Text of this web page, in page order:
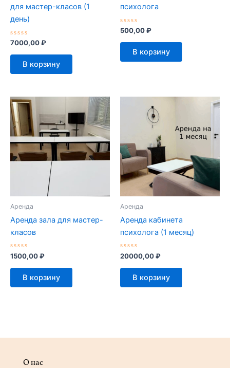
для мастер-класов (1
день)
Оценка
из
7000,00₽
В корзину
психолога
Оценка
из
500,00₽
В корзину
Аренда
Аренда зала для мастер-
класов
Оценка
0
из
1500,00₽
В корзину
Аренда
Аренда кабинета
психолога (1 месяц)
Оценка
0
из
20000,00₽
В корзину
О нас